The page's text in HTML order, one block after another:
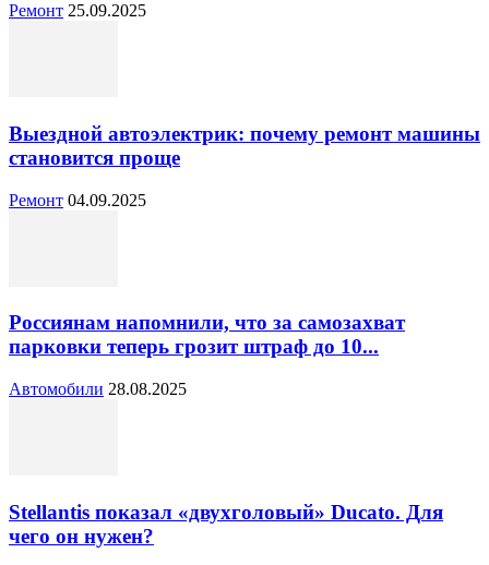
Ремонт 25.09.2025
Выездной автоэлектрик: почему ремонт машины
становится проще
Ремонт 04.09.2025
Россиянам напомнили, что за самозахват
парковки теперь грозит штраф до 10...
Автомобили 28.08.2025
Stellantis показал «двухголовый» Ducato. Для
чего он нужен?